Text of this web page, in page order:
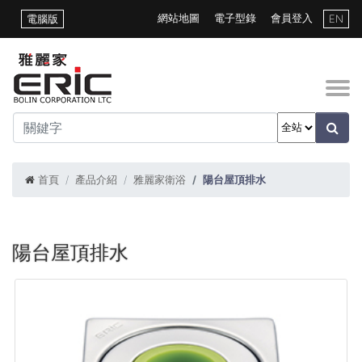
電腦版 網站地圖 電子型錄 會員登入 EN
首頁 產品介紹 雅麗家衛浴 陽台屋頂排水
陽台屋頂排水